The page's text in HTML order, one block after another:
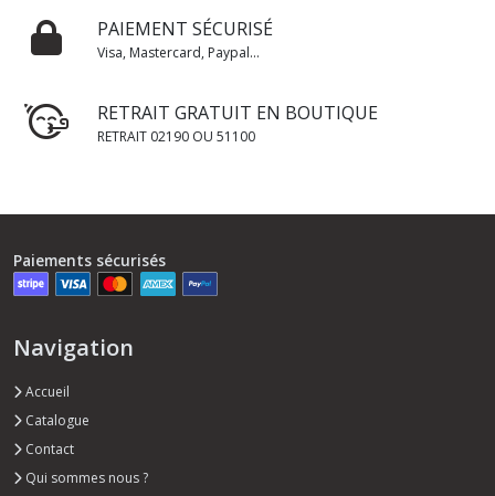
PAIEMENT SÉCURISÉ
Visa, Mastercard, Paypal...
RETRAIT GRATUIT EN BOUTIQUE
RETRAIT 02190 OU 51100
Paiements sécurisés
Navigation
Accueil
Catalogue
Contact
Qui sommes nous ?